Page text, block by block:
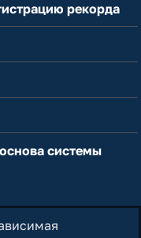
рекорда
системы